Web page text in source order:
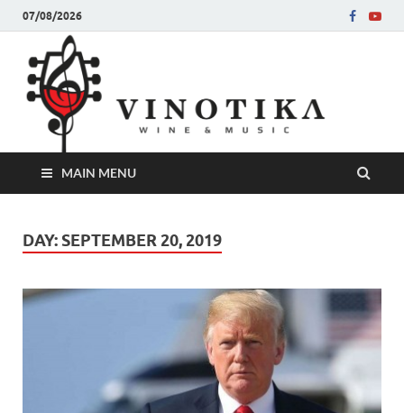
07/08/2026
MAIN MENU
DAY: SEPTEMBER 20, 2019